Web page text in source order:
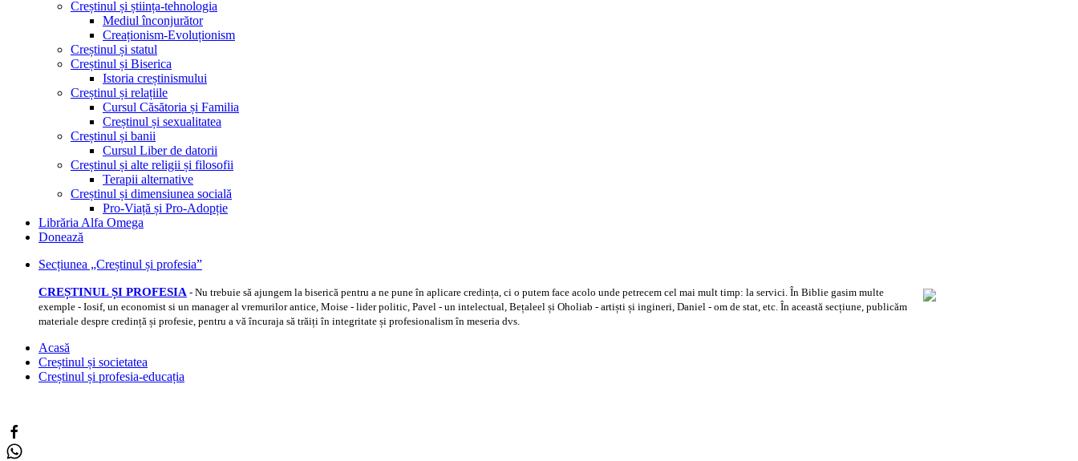
Creștinul și știința-tehnologia
Mediul înconjurător
Creaționism-Evoluționism
Creștinul și statul
Creștinul și Biserica
Istoria creștinismului
Creștinul și relațiile
Cursul Căsătoria și Familia
Creștinul și sexualitatea
Creștinul și banii
Cursul Liber de datorii
Creștinul și alte religii și filosofii
Terapii alternative
Creștinul și dimensiunea socială
Pro-Viață și Pro-Adopție
Librăria Alfa Omega
Donează
Secțiunea „Creștinul și profesia”
CREȘTINUL ȘI PROFESIA - Nu trebuie să ajungem la biserică pentru a ne pune în aplicare credința, ci o putem face acolo unde petrecem cel mai mult timp: la servici. În Biblie gasim multe
exemple - Iosif, un economist si un manager al vremurilor antice, Moise - lider politic, Pavel - un intelectual, Bețaleel și Oholiab - artiști și ingineri, Daniel - om de stat, etc. În această secțiune, publicăm
materiale despre credință și profesie, pentru a vă încuraja să trăiți în integritate și profesionalism în meseria dvs.
Acasă
Creștinul și societatea
Creștinul și profesia-educația